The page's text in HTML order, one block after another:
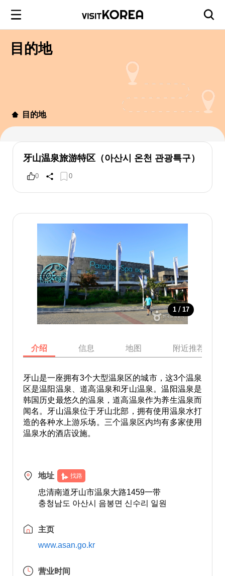
目的地
目的地
牙山温泉旅游特区（아산시 온천 관광특구）
0 0
1 / 17
介绍 信息 地图 附近推荐景点
牙山是一座拥有3个大型温泉区的城市，这3个温泉
区是温阳温泉、道高温泉和牙山温泉。温阳温泉是
韩国历史最悠久的温泉，道高温泉作为养生温泉而
闻名。牙山温泉位于牙山北部，拥有使用温泉水打
造的各种水上游乐场。三个温泉区内均有多家使用
温泉水的酒店设施。
地址 找路
忠清南道牙山市温泉大路1459一带
충청남도 아산시 음봉면 신수리 일원
主页
www.asan.go.kr
营业时间